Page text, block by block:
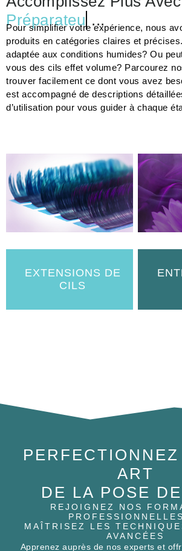
Préparateur ...
Pour simplifier votre expérience, nous
produits en catégories claires et
adaptée aux conditions humides? Ou
vous des cils effet volume? Parcourez
trouver facilement ce dont vous avez
est accompagné de descriptions
d’utilisation pour vous guider à chaque
EXTENSIONS DE
CILS
ART
DE LA POSE
REJOIGNEZ NOS
MAÎTRISEZ LES
AVANCÉES
Apprenez auprès de nos experts et